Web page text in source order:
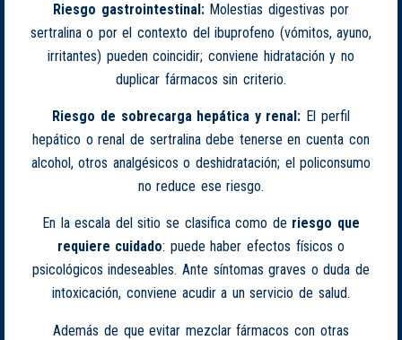
Riesgo gastrointestinal:Molestias digestivas por
sertralina o por el contexto del ibuprofeno (vómitos, ayuno,
irritantes) pueden coincidir; conviene hidratación y no
duplicar fármacos sin criterio.
Riesgo de sobrecarga hepática y renal: El perfil
hepático o renal de sertralina debe tenerse en cuenta con
alcohol, otros analgésicos o deshidratación; el policonsumo
no reduce ese riesgo.
En la escala del sitio se clasifica como de riesgo que
requiere cuidado: puede haber efectos físicos o
psicológicos indeseables. Ante síntomas graves o duda de
intoxicación, conviene acudir a un servicio de salud.
Además de que evitar mezclar fármacos con otras